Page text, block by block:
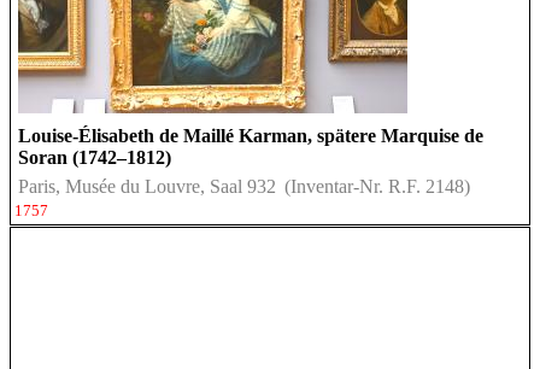
Louise-Élisabeth de Maillé Karman, spätere Marquise de
Soran (1742–1812)
Paris, Musée du Louvre, Saal 932 (Inventar-Nr. R.F. 2148)
1757